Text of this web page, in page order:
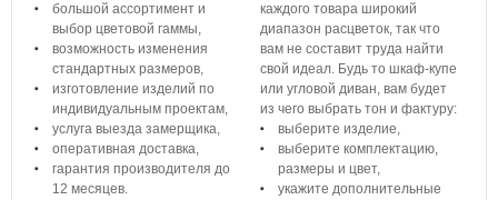
большой ассортимент и
выбор цветовой гаммы,
возможность изменения
стандартных размеров,
изготовление изделий по
индивидуальным проектам,
услуга выезда замерщика,
оперативная доставка,
гарантия производителя до
12 месяцев.
каждого товара широкий
диапазон расцветок, так что
вам не составит труда найти
свой идеал. Будь то шкаф-купе
или угловой диван, вам будет
из чего выбрать тон и фактуру:
выберите изделие,
выберите комплектацию,
размеры и цвет,
укажите дополнительные